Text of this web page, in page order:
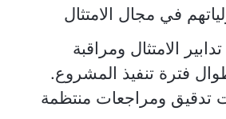
في مجال الامتثال
الامتثال ومراقبة
طوال فترة تنفيذ المشروع.
تدقيق ومراجعات منتظمة